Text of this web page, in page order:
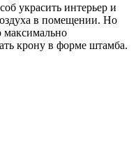
украсить интерьер и
в помещении. Но
максимально
крону в форме штамба.